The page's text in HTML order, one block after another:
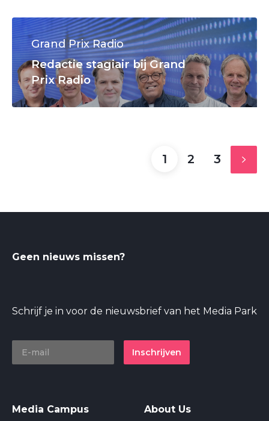
Grand Prix Radio
Redactie stagiair bij Grand
Prix Radio
1 2 3
Geen nieuws missen?
Schrijf je in voor de nieuwsbrief van het Media Park
Inschrijven
Media Campus About Us